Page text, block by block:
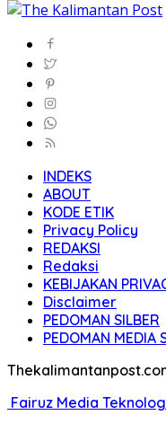
INDEKS
ABOUT
KODE ETIK
Privacy Policy
REDAKSI
Redaksi
KEBIJAKAN
Disclaimer
PEDOMAN SILBER
PEDOMAN MEDIA
Fairuz Media